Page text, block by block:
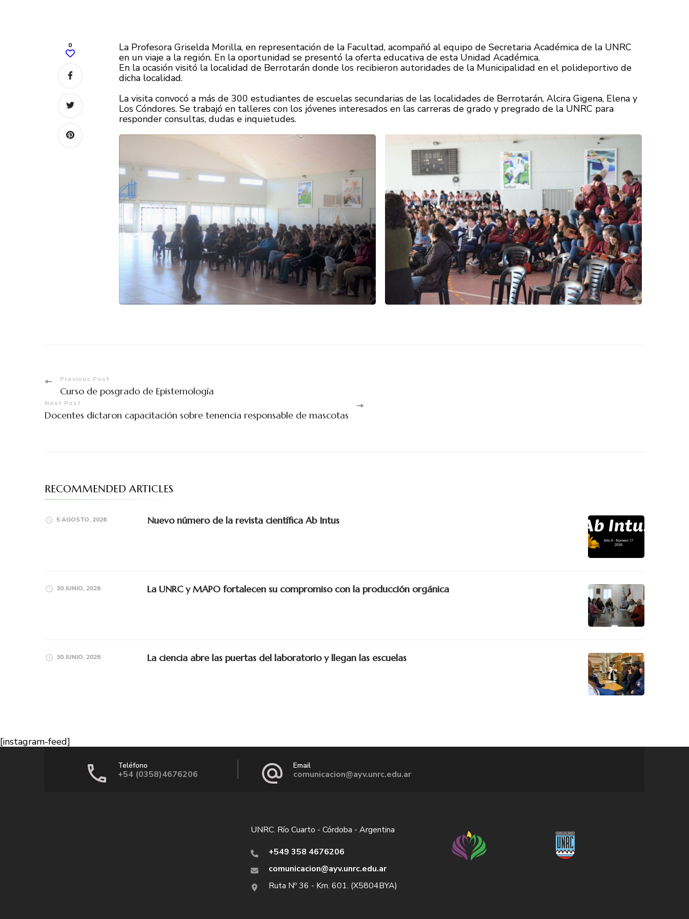
0
La Profesora Griselda Morilla, en representación de la Facultad, acompañó al equipo de Secretaria Académica de la UNRC
en un viaje a la región. En la oportunidad se presentó la oferta educativa de esta Unidad Académica.
En la ocasión visitó la localidad de Berrotarán donde los recibieron autoridades de la Municipalidad en el polideportivo de
dicha localidad.
La visita convocó a más de 300 estudiantes de escuelas secundarias de las localidades de Berrotarán, Alcira Gigena, Elena y
Los Cóndores. Se trabajó en talleres con los jóvenes interesados en las carreras de grado y pregrado de la UNRC para
responder consultas, dudas e inquietudes.
Previous Post
Curso de posgrado de Epistemología
Next Post
Docentes dictaron capacitación sobre tenencia responsable de mascotas
RECOMMENDED ARTICLES
5 AGOSTO, 2026 Nuevo número de la revista científica Ab Intus
30 JUNIO, 2026 La UNRC y MAPO fortalecen su compromiso con la producción orgánica
30 JUNIO, 2026 La ciencia abre las puertas del laboratorio y llegan las escuelas
[instagram-feed]
Teléfono
+54 (0358)4676206
Email
comunicacion@ayv.unrc.edu.ar
UNRC. Río Cuarto - Córdoba - Argentina
+549 358 4676206
comunicacion@ayv.unrc.edu.ar
Ruta Nº 36 - Km. 601. (X5804BYA)